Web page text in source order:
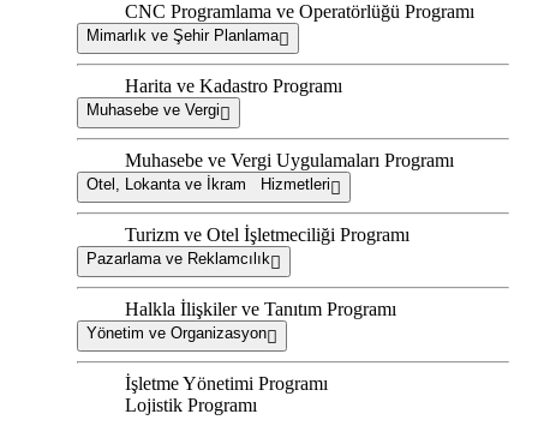
CNC Programlama ve Operatörlüğü Programı
Mimarlık ve Şehir Planlama
Harita ve Kadastro Programı
Muhasebe ve Vergi
Muhasebe ve Vergi Uygulamaları Programı
Otel, Lokanta ve İkram Hizmetleri
Turizm ve Otel İşletmeciliği Programı
Pazarlama ve Reklamcılık
Halkla İlişkiler ve Tanıtım Programı
Yönetim ve Organizasyon
İşletme Yönetimi Programı
Lojistik Programı